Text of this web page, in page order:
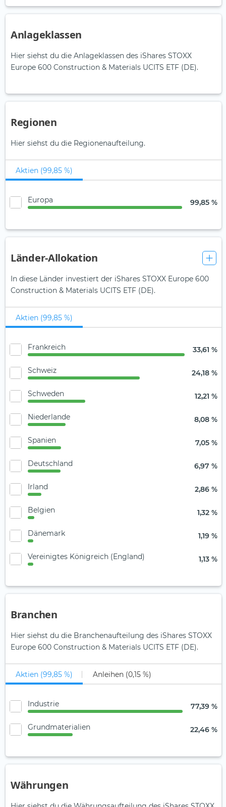
Anlageklassen
Hier siehst du die Anlageklassen des iShares STOXX
Europe 600 Construction & Materials UCITS ETF (DE).
Regionen
Hier siehst du die Regionenaufteilung.
Aktien (99,85 %)
Europa 99,85 %
Länder-Allokation
In diese Länder investiert der iShares STOXX Europe 600
Construction & Materials UCITS ETF (DE).
Aktien (99,85 %)
Frankreich 33,61 %
Schweiz 24,18 %
Schweden 12,21 %
Niederlande 8,08 %
Spanien 7,05 %
Deutschland 6,97 %
Irland 2,86 %
Belgien 1,32 %
Dänemark 1,19 %
Vereinigtes Königreich (England) 1,13 %
Branchen
Hier siehst du die Branchenaufteilung des iShares STOXX
Europe 600 Construction & Materials UCITS ETF (DE).
Aktien (99,85 %) Anleihen (0,15 %)
Industrie 77,39 %
Grundmaterialien 22,46 %
Währungen